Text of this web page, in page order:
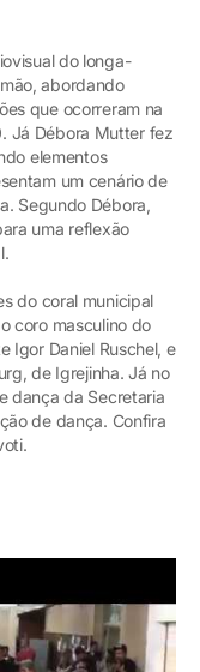
do longa-
abordando
que ocorreram na
Já Débora Mutter fez
elementos
um cenário de
Segundo Débora,
uma reflexão
do coral municipal
coro masculino do
Igor Daniel Ruschel, e
de Igrejinha. Já no
dança da Secretaria
de dança. Confira